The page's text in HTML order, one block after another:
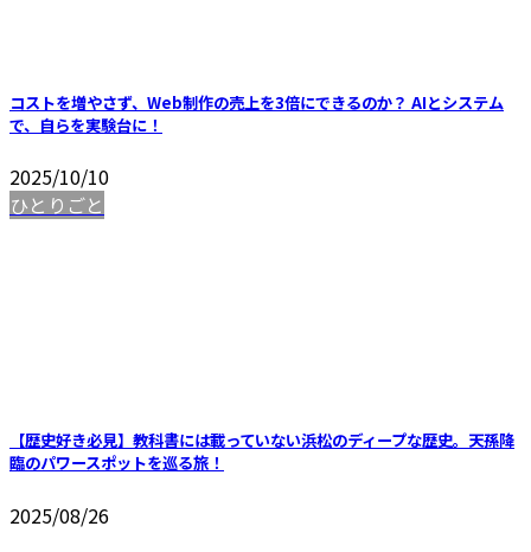
コストを増やさず、Web制作の売上を3倍にできるのか？ AIとシステム
で、自らを実験台に！
2025/10/10
ひとりごと
【歴史好き必見】教科書には載っていない浜松のディープな歴史。天孫降
臨のパワースポットを巡る旅！
2025/08/26